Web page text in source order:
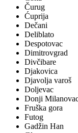
Čurug
Ćuprija
Dečani
Deliblato
Despotovac
Dimitrovgrad
Divčibare
Djakovica
Djavolja varoš
Doljevac
Donji
Fruška gora
Futog
Gadžin Han